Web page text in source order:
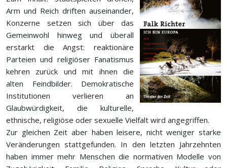
Arm und Reich driften auseinander,
Konzerne setzen sich über das
Gemeinwohl hinweg und überall
erstarkt die Angst: reaktionäre
Parteien und religiöser Fanatismus
kehren zurück und mit ihnen die
alten Feindbilder. Demokratische
Institutionen verlieren an
Glaubwürdigkeit, die kulturelle,
ethnische, religiöse oder sexuelle Vielfalt wird angegriffen.
Zur gleichen Zeit aber haben leisere, nicht weniger starke
Veränderungen stattgefunden. In den letzten Jahrzehnten
haben immer mehr Menschen die normativen Modelle von